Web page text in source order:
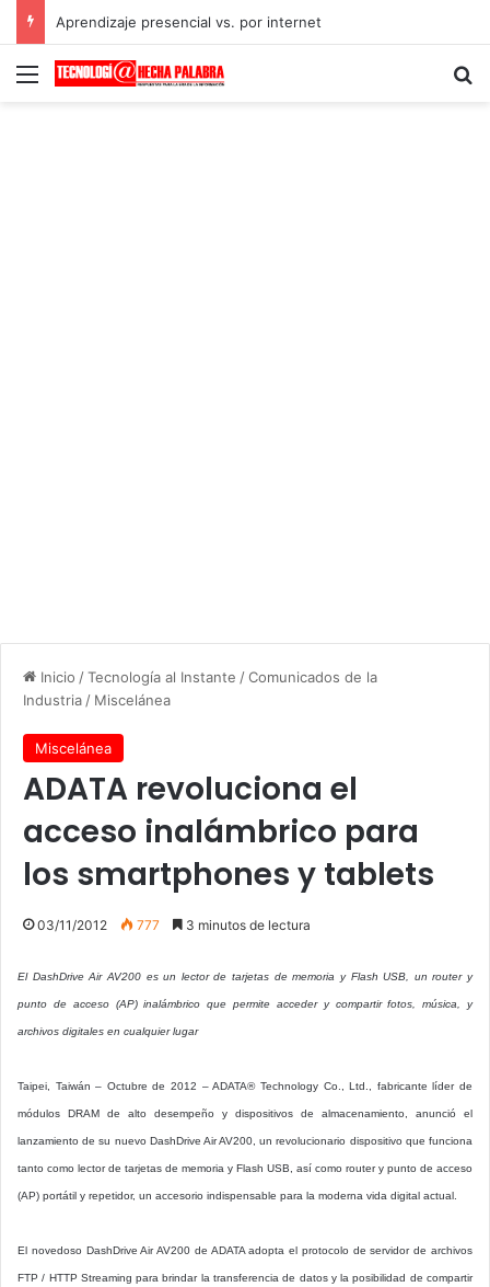
Aprendizaje presencial vs. por internet
Menú
Inicio /Tecnología al Instante /Comunicados de la
Industria / Miscelánea
Miscelánea
ADATA revoluciona el
acceso inalámbrico para
los smartphones y tablets
03/11/2012 777 3 minutos de lectura
El DashDrive Air AV200 es un lector de tarjetas de memoria y Flash USB, un router y
punto de acceso (AP) inalámbrico que permite acceder y compartir fotos, música, y
archivos digitales en cualquier lugar
Taipei, Taiwán – Octubre de 2012 – ADATA® Technology Co., Ltd., fabricante líder de
módulos DRAM de alto desempeño y dispositivos de almacenamiento, anunció el
lanzamiento de su nuevo DashDrive Air AV200, un revolucionario dispositivo que funciona
tanto como lector de tarjetas de memoria y Flash USB, así como router y punto de acceso
(AP) portátil y repetidor, un accesorio indispensable para la moderna vida digital actual.
El novedoso DashDrive Air AV200 de ADATA adopta el protocolo de servidor de archivos
FTP / HTTP Streaming para brindar la transferencia de datos y la posibilidad de compartir